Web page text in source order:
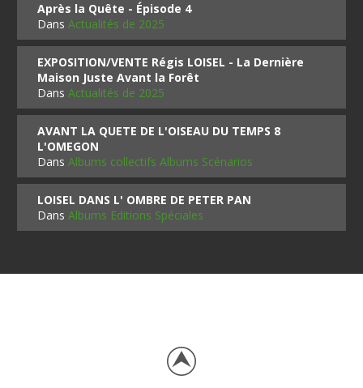
Après la Quête - Épisode 4
DansActualités de 2025
EXPOSITION/VENTE Régis LOISEL - La Dernière
Maison Juste Avant la Forêt
DansActualités de 2025
AVANT LA QUETE DE L'OISEAU DU TEMPS 8
L'OMEGON
DansAlbums collectifs Albums Scénarios
LOISEL DANS L' OMBRE DE PETER PAN
DansAlbums Editions Spéciales